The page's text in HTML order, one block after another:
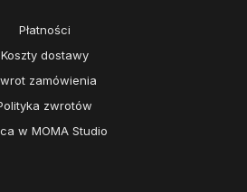
Płatności
Koszty dostawy
zamówienia
zwrotów
w MOMA Studio